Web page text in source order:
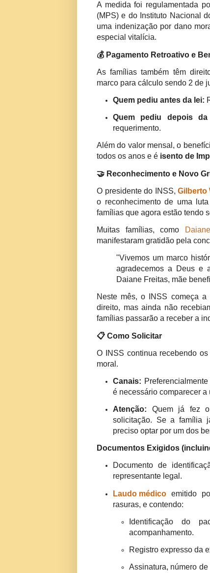
A medida foi regulamentada
(MPS) e do Instituto Nacional
uma indenização por dano
especial vitalícia.
💰 Pagamento Retroativo e
As famílias também têm
marco para cálculo sendo 2 de
Quem pediu antes da lei:
Quem pediu depois
requerimento.
Além do valor mensal, o
todos os anos e é isento de
🤝 Reconhecimento e Novo
O presidente do INSS,Gilberto
o reconhecimento de uma
famílias que agora estão tendo
Muitas famílias, como
manifestaram gratidão pela
"Vivemos um marco
agradecemos a Deus e
Daiane Freitas, mãe
Neste mês, o INSS começa
direito, mas ainda não
famílias passarão a receber a
📋 Como Solicitar
O INSS continua recebendo
moral.
Canais:
é necessário comparecer a
Atenção: Quem já fez o
solicitação. Se a família
preciso optar por um dos
Documentos Exigidos
Documento de
representante legal.
Laudo médico emitido
rasuras, e contendo:
Identificação do
acompanhamento.
Registro expresso da
Assinatura, número